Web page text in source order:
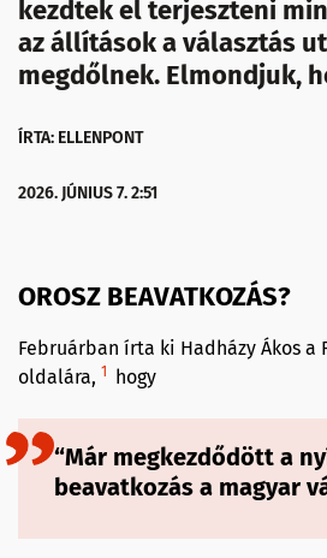
kezdtek el terjeszteni
az állítások a választás
megdőlnek. Elmondjuk,
ÍRTA: ELLENPONT
2026. JÚNIUS 7. 2:51
OROSZ BEAVATKOZÁS?
Februárban írta ki Hadházy Ákos a
oldalára, 1 hogy
“Már megkezdődött a
beavatkozás a magyar